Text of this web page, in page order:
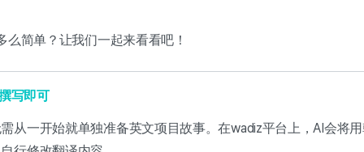
么简单？让我们一起来看看吧！
写即可
从一开始就单独准备英文项目故事。在wadiz平台上，AI会将